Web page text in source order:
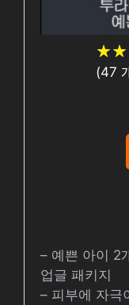
★★
★★
(47
– 예쁜 아이 2
업글 패키지
– 피부에 자극